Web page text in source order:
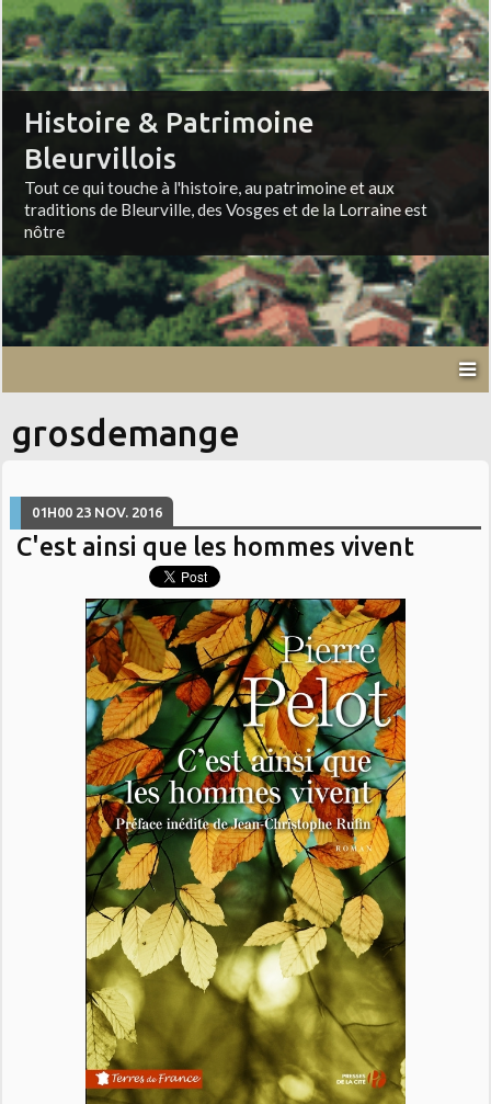
Histoire & Patrimoine
Bleurvillois
Tout ce qui touche à l'histoire, au patrimoine et aux
traditions de Bleurville, des Vosges et de la Lorraine est
nôtre
grosdemange
01H00 23 NOV. 2016
C'est ainsi que les hommes vivent